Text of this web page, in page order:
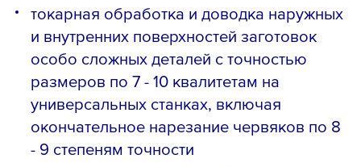
токарная обработка и доводка наружных
и внутренних поверхностей заготовок
особо сложных деталей с точностью
размеров по 7 - 10 квалитетам на
универсальных станках, включая
окончательное нарезание червяков по 8
- 9 степеням точности